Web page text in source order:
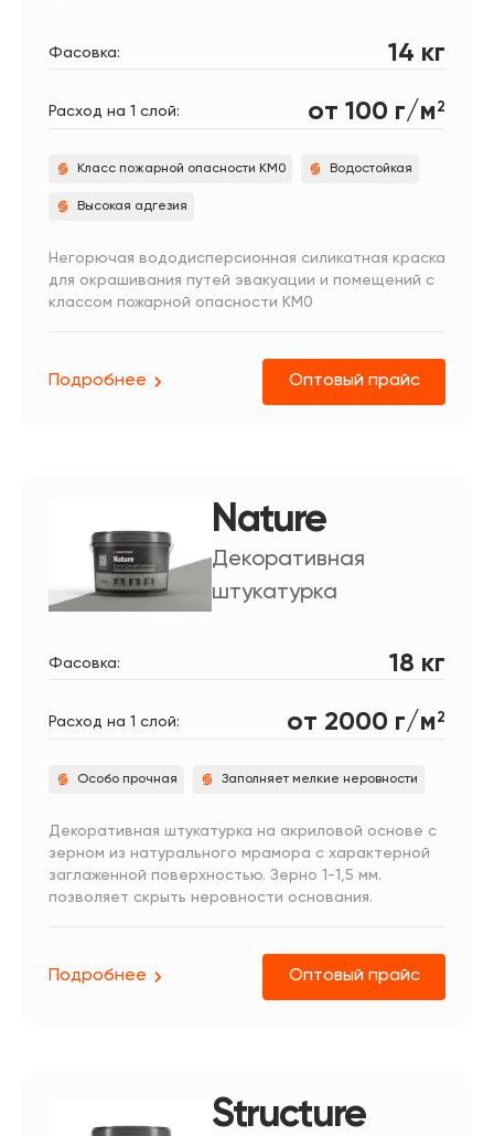
Фасовка: 14 кг
Расход на 1 слой: от 100 г/м 2
Класс пожарной опасности КМ0 Водостойкая
Высокая адгезия
Негорючая вододисперсионная силикатная краска
для окрашивания путей эвакуации и помещений с
классом пожарной опасности КМ0
Подробнее Оптовый прайс
Nature
Декоративная
штукатурка
Фасовка: 18 кг
Расход на 1 слой: от 2000 г/м 2
Особо прочная Заполняет мелкие неровности
Декоративная штукатурка на акриловой основе с
зерном из натурального мрамора с характерной
заглаженной поверхностью. Зерно 1-1,5 мм.
позволяет скрыть неровности основания.
Подробнее Оптовый прайс
Structure